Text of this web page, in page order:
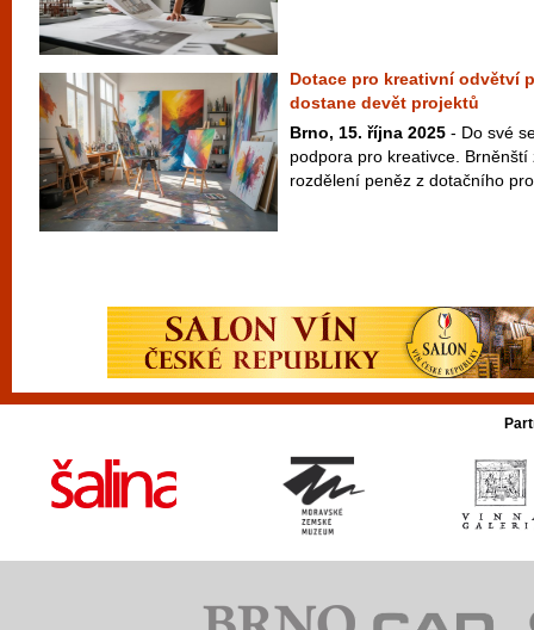
Dotace pro kreativní odvětví
dostane devět projektů
Brno, 15. října 2025 - Do své
podpora pro kreativce. Brněnští
rozdělení peněz z dotačního